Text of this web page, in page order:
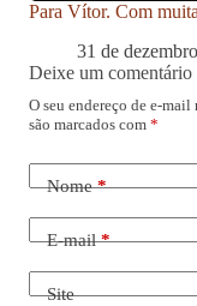
Para Vítor. Com
31 de
Deixe um comentário
O seu endereço de e-mail
são marcados com *
Nome*
E-mail*
Site